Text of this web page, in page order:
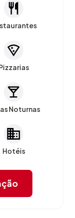
Noturnas
Hotéis